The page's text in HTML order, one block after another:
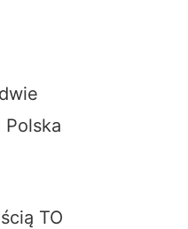
TO